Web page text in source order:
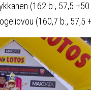
(162 b., 57,5 +50
(160,7 b., 57,5